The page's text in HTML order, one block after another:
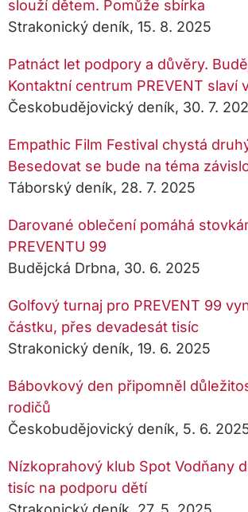
slouží dětem. Pomůže sbírka
Strakonický deník, 15. 8. 2025
Patnáct let podpory a důvěry.
Kontaktní centrum PREVENT slaví
Českobudějovický deník, 30. 7.
Empathic Film Festival chystá
Besedovat se bude na téma
Táborský deník, 28. 7. 2025
Darované oblečení pomáhá
PREVENTU 99
Budějcká Drbna, 30. 6. 2025
Golfový turnaj pro PREVENT 99
částku, přes devadesát tisíc
Strakonický deník, 19. 6. 2025
Bábovkový den připomněl
rodičů
Českobudějovický deník, 5. 6.
Nízkoprahový klub Spot Vodňany
tisíc na podporu dětí